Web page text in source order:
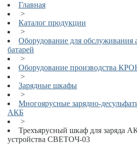
Главная
>
Каталог продукции
>
Оборудование для обслуживания
батарей
>
Оборудование производства
>
Зарядные шкафы
>
Многоярусные зарядно-
АКБ
>
Трехъярусный шкаф для заряда
устройства СВЕТОЧ-03